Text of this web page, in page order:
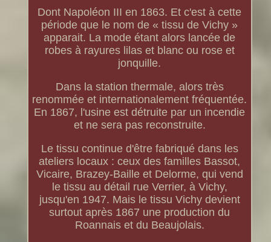
Dont Napoléon III en 1863. Et c'est à cette
période que le nom de « tissu de Vichy »
apparait. La mode étant alors lancée de
robes à rayures lilas et blanc ou rose et
jonquille.
Dans la station thermale, alors très
renommée et internationalement fréquentée.
En 1867, l'usine est détruite par un incendie
et ne sera pas reconstruite.
Le tissu continue d'être fabriqué dans les
ateliers locaux : ceux des familles Bassot,
Vicaire, Brazey-Baille et Delorme, qui vend
le tissu au détail rue Verrier, à Vichy,
jusqu'en 1947. Mais le tissu Vichy devient
surtout après 1867 une production du
Roannais et du Beaujolais.